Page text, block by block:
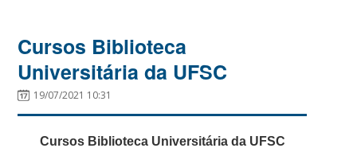
Cursos Biblioteca
Universitária da UFSC
19/07/2021 10:31
Cursos Biblioteca Universitária da UFSC